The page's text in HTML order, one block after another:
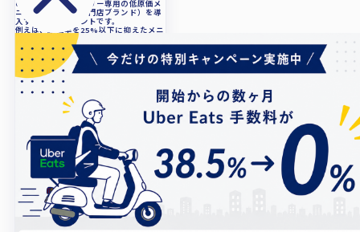
のではなく、デリバリー専用の低原価メ
ニュー（丼ものや専門店ブランド）を導
入することがポイントです。
例えば、原価率を25%以下に抑えたメニ
ューであれば、35%の手数料を支払って
も十分に利益を残せる構造が作れます。
もちろん、近隣の競合店の価格調査も重
要ですが、まずは15%ルールの枠内でい
かに利益の出やすい商品を軸にしたメニ
ュー構成を組めるか。この商品ラインナ
ップの組み方こそが、デリバリーを取ら
れるコストから利益を生む投資に変える
分岐点となります。
その他フードデリバリー
サービスと比較した時の
手数料比較
UberEatsのサービス手数料は35%で
すが、同じフードデリバリープラットフ
ォームである出前館・Rocket
Now（ロケットナウ）はどの程度の金
額に設定されているのでしょうか。3社
の手数料金額を下記にて比較してみまし
た。
UberE
Rocke
t
Now（